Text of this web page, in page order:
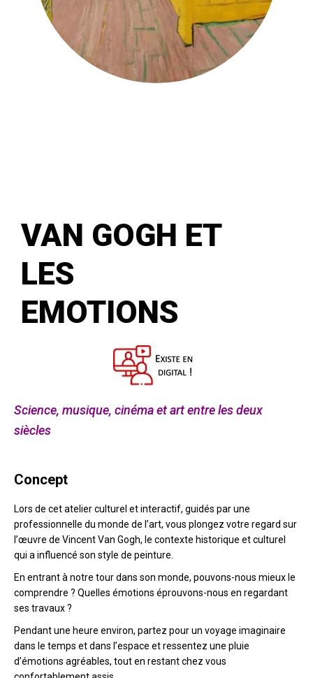
VAN GOGH ET
LES
EMOTIONS
Science, musique, cinéma et art entre les deux
siècles
Concept
Lors de cet atelier culturel et interactif, guidés par une
professionnelle du monde de l’art, vous plongez votre regard sur
l’œuvre de Vincent Van Gogh, le contexte historique et culturel
qui a influencé son style de peinture.
En entrant à notre tour dans son monde, pouvons-nous mieux le
comprendre ? Quelles émotions éprouvons-nous en regardant
ses travaux ?
Pendant une heure environ, partez pour un voyage imaginaire
dans le temps et dans l’espace et ressentez une pluie
d’émotions agréables, tout en restant chez vous